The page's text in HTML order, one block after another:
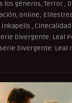
géneros, Terror ,
online;
, Cinecalidad
Divergente: Leal
Divergente: Leal